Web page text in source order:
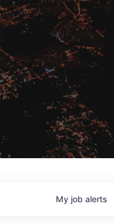
My job alerts